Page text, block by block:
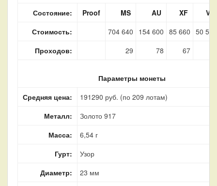
Состояние: Proof MS AU XF
VF
Стоимость:
704 640 154 600 85 660 50 550
Проходов:
29 78 67
Параметры монеты
Средняя цена:
191290 руб. (по 209 лотам)
Металл:
Золото 917
Масса:
6,54 г
Гурт:
Узор
Диаметр:
23 мм